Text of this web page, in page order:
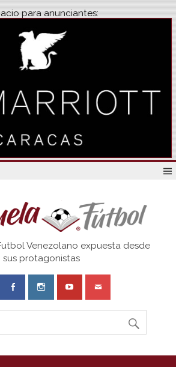
para anunciantes:
Venezuela
Venezolano expuesta desde
sus protagonistas